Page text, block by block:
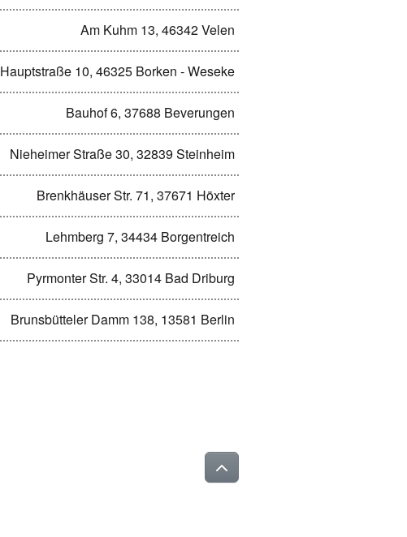
Am Kuhm 13, 46342 Velen
Hauptstraße 10, 46325 Borken - Weseke
Bauhof 6, 37688 Beverungen
Nieheimer Straße 30, 32839 Steinheim
Brenkhäuser Str. 71, 37671 Höxter
Lehmberg 7, 34434 Borgentreich
Pyrmonter Str. 4, 33014 Bad Driburg
Brunsbütteler Damm 138, 13581 Berlin